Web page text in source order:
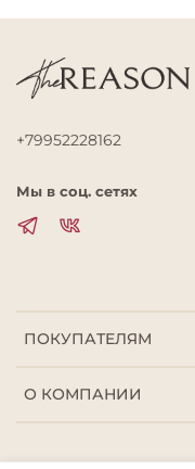
ПОКУПАТЕЛЯМ
О КОМПАНИИ
+79952228162
Мы в соц. сетях